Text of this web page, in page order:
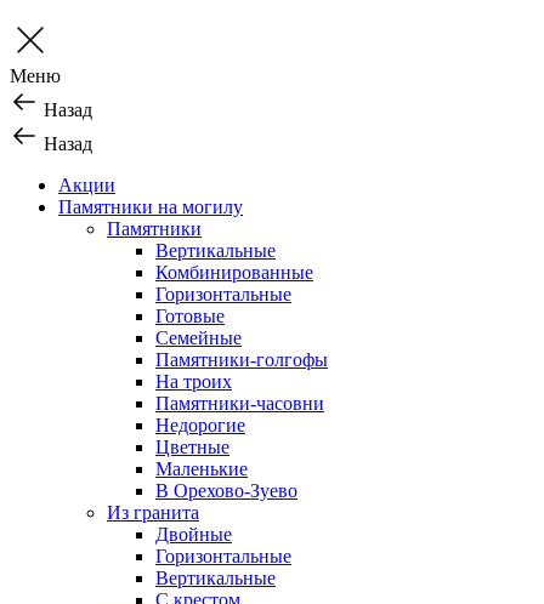
Меню
Назад
Назад
Акции
Памятники на могилу
Памятники
Вертикальные
Комбинированные
Горизонтальные
Готовые
Семейные
Памятники-голгофы
На троих
Памятники-часовни
Недорогие
Цветные
Маленькие
В Орехово-Зуево
Из гранита
Двойные
Горизонтальные
Вертикальные
С крестом